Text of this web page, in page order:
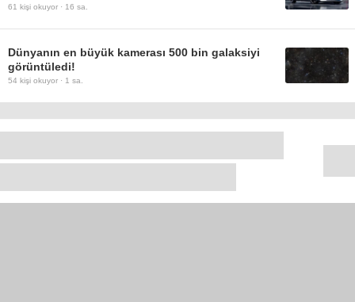
61 kişi okuyor · 16 sa.
Dünyanın en büyük kamerası 500 bin galaksiyi
görüntüledi!
54 kişi okuyor · 1 sa.